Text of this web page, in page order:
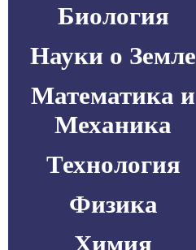
Биология
Науки о Земле
Математика и
Механика
Технология
Физика
Химия